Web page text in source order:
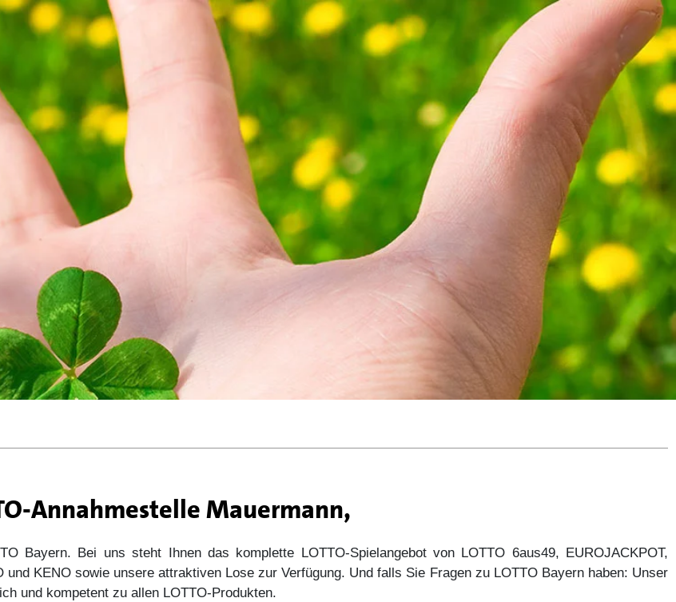
Annahmestelle Mauermann,
Bayern. Bei uns steht Ihnen das komplette LOTTO-Spielangebot von LOTTO 6aus49, EUROJACKPOT,
KENO sowie unsere attraktiven Lose zur Verfügung. Und falls Sie Fragen zu LOTTO Bayern haben: Unser
und kompetent zu allen LOTTO-Produkten.